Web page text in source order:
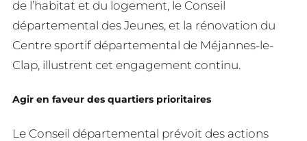
de l’habitat et du logement, le Conseil
départemental des Jeunes, et la rénovation du
Centre sportif départemental de Méjannes-le-
Clap, illustrent cet engagement continu.
Agir en faveur des quartiers prioritaires
Le Conseil départemental prévoit des actions